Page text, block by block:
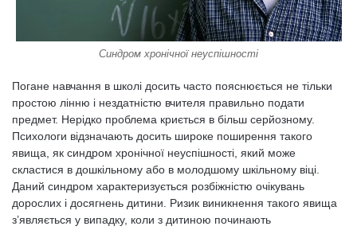
Синдром хронічної неуспішності
Погане навчання в школі досить часто пояснюється не тільки
простою лінню і нездатністю вчителя правильно подати
предмет. Нерідко проблема криється в більш серйозному.
Психологи відзначають досить широке поширення такого
явища, як синдром хронічної неуспішності, який може
скластися в дошкільному або в молодшому шкільному віці.
Даний синдром характеризується розбіжністю очікувань
дорослих і досягнень дитини. Ризик виникнення такого явища
з’являється у випадку, коли з дитиною починають